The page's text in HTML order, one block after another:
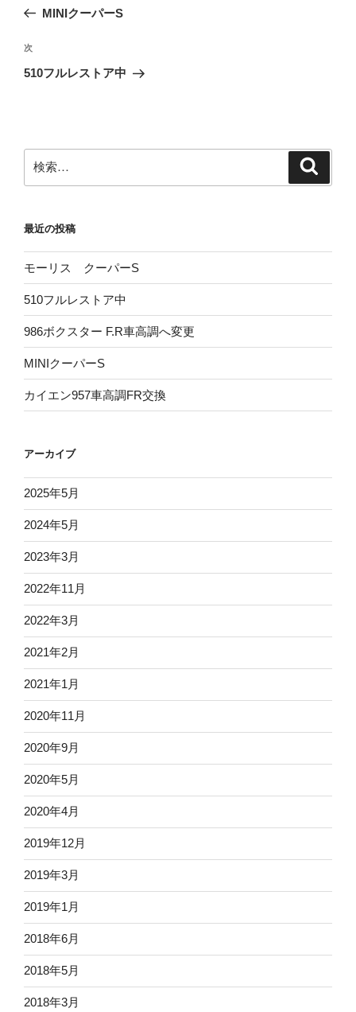
ビ
ゲ
ン
の
稿
MINIクーパーS
次
の
次
510フルレストア中
索:
最近の投稿
モーリス クーパーS
510フルレストア中
986ボクスター F.R車高調へ変更
MINIクーパーS
カイエン957車高調FR交換
アーカイブ
2025年5月
2024年5月
2023年3月
2022年11月
2022年3月
2021年2月
2021年1月
2020年11月
2020年9月
2020年5月
2020年4月
2019年12月
2019年3月
2019年1月
2018年6月
2018年5月
2018年3月